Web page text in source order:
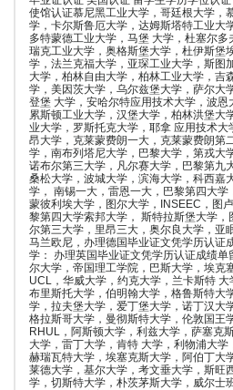
使馆认证慕尼黑工业大学，哥廷根大学，
学，卡尔斯鲁厄大学，达姆斯塔特工业大
多特蒙德工业大学，马堡 大学，杜塞尔
瑞克工业大学，奥格斯堡大学，杜伊斯堡
学，法兰克福大学，亚琛工业大学，斯图
大学，柏林自由大学，柏林工业大学，吉
学，美因茨大学，乌尔兹堡大学，萨尔大
登堡 大学，安哈尔特应用技术大学，波
累斯顿工业大学，汉堡大学，柏林洪堡大
业大学，罗斯托克大学，耶拿 应用技术
昂大学，克莱蒙费朗一大，克莱蒙费朗第
学，南布列塔尼大学，巴黎大学，第戎大
诺布尔第三大学，凡尔赛大学，巴黎第九
桑松大学，波城大学，滨海大学，科西嘉
学， 南锡一大，雷恩一大，巴黎第四大学
蒙彼利埃大学，图尔大学，INSEEC，图
黎第四大学索邦大学， 斯特拉斯堡大学
尔第三大学，里昂三大，奥尔良大学，亚
马兰欧尼，办理德国毕业证文凭学历认证
学： 办理英国毕业证文凭学历认证成绩
尔大学，帝国理工学院，巴斯大学，埃克
UCL，华威大学，约克大学，兰卡斯特 大
布里斯托大学，伯明翰大学，格鲁斯特大
学，拉夫堡大学，爱丁堡大学，诺丁汉大
格拉斯哥大学，曼彻斯特大学，伦敦国王
RHUL，阿斯顿大学，利兹大学，萨塞克
大学，雷丁大学，肯特 大学，利物浦大学
赫瑞瓦特大学，埃塞克斯大学，阿伯丁大
莱德大学，基尔大学，考文垂大学，斯旺
学，切斯特大学，朴茨茅斯大学，威尔士